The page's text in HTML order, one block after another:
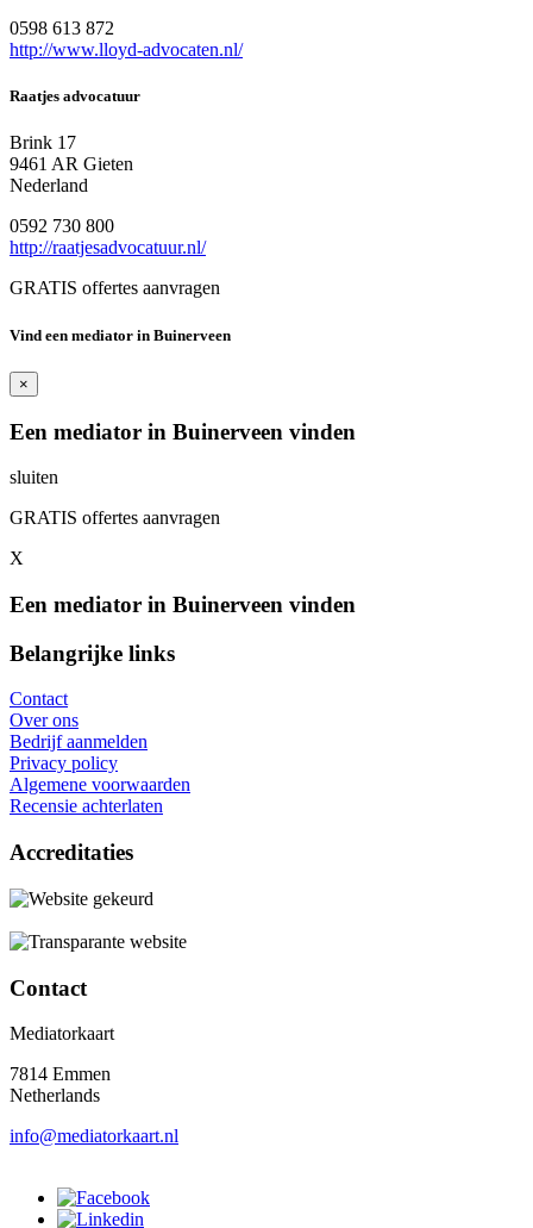
0598 613 872
http://www.lloyd-advocaten.nl/
Raatjes advocatuur
Brink 17
9461 AR Gieten
Nederland
0592 730 800
http://raatjesadvocatuur.nl/
GRATIS offertes aanvragen
Vind een mediator in Buinerveen
×
Een mediator in Buinerveen vinden
sluiten
GRATIS offertes aanvragen
X
Een mediator in Buinerveen vinden
Belangrijke links
Contact
Over ons
Bedrijf aanmelden
Privacy policy
Algemene voorwaarden
Recensie achterlaten
Accreditaties
Contact
Mediatorkaart
7814 Emmen
Netherlands
info@mediatorkaart.nl